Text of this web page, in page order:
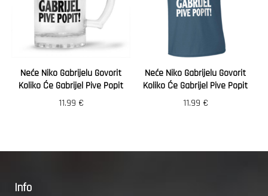
Neće Niko Gabrijelu Govorit
Koliko Će Gabrijel Pive Popit
11.99 €
Neće Niko Gabrijelu Govorit
Koliko Će Gabrijel Pive Popit
11.99 €
Info